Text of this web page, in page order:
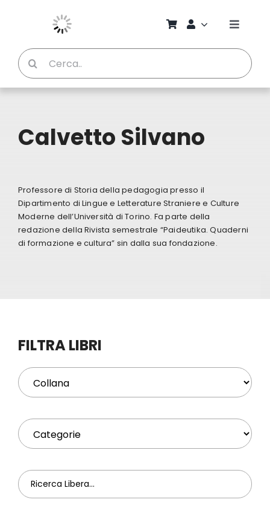
Toggle
Chi
Profilo
Cerca
per:
Calvetto Silvano
Professore di Storia della pedagogia presso il
Dipartimento di Lingue e Letterature Straniere e Culture
Moderne dell’Università di Torino. Fa parte della
redazione della Rivista semestrale “Paideutika. Quaderni
di formazione e cultura” sin dalla sua fondazione.
FILTRA LIBRI